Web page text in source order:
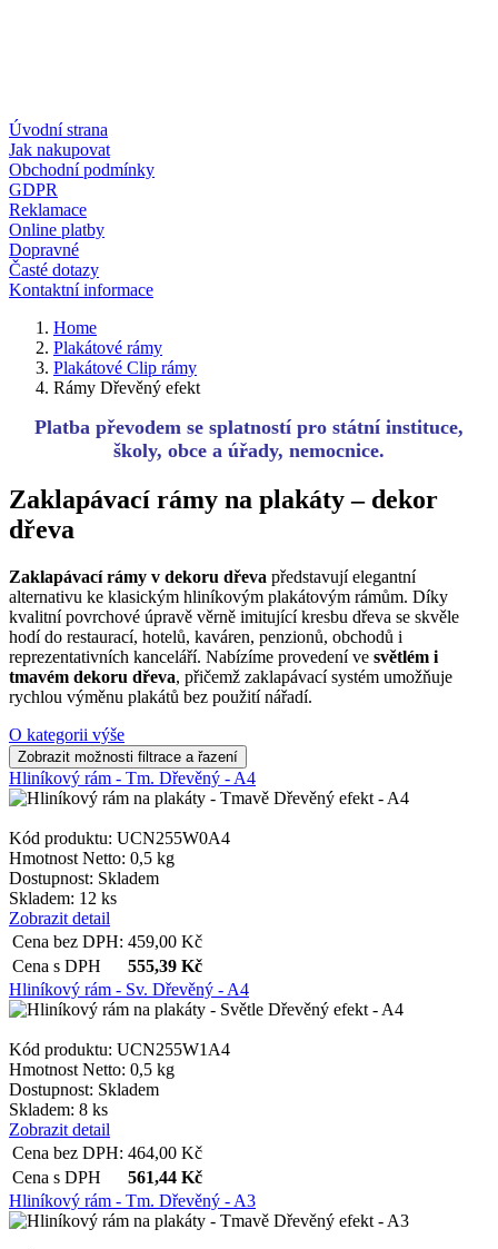
Úvodní strana
Jak nakupovat
Obchodní podmínky
GDPR
Reklamace
Online platby
Dopravné
Časté dotazy
Kontaktní informace
Home
Plakátové rámy
Plakátové Clip rámy
Rámy Dřevěný efekt
Platba převodem se splatností pro státní instituce,
školy, obce a úřady, nemocnice.
Zaklapávací rámy na plakáty – dekor
dřeva
Zaklapávací rámy v dekoru dřeva představují elegantní
alternativu ke klasickým hliníkovým plakátovým rámům. Díky
kvalitní povrchové úpravě věrně imitující kresbu dřeva se skvěle
hodí do restaurací, hotelů, kaváren, penzionů, obchodů i
reprezentativních kanceláří. Nabízíme provedení ve světlém i
tmavém dekoru dřeva, přičemž zaklapávací systém umožňuje
rychlou výměnu plakátů bez použití nářadí.
O kategorii výše
Hliníkový rám - Tm. Dřevěný - A4
Kód produktu: UCN255W0A4
Hmotnost Netto: 0,5 kg
Dostupnost: Skladem
Skladem: 12 ks
Zobrazit detail
Cena bez DPH: 459,00 Kč
Cena s DPH
555,39 Kč
Hliníkový rám - Sv. Dřevěný - A4
Kód produktu: UCN255W1A4
Hmotnost Netto: 0,5 kg
Dostupnost: Skladem
Skladem: 8 ks
Zobrazit detail
Cena bez DPH: 464,00 Kč
Cena s DPH
561,44 Kč
Hliníkový rám - Tm. Dřevěný - A3